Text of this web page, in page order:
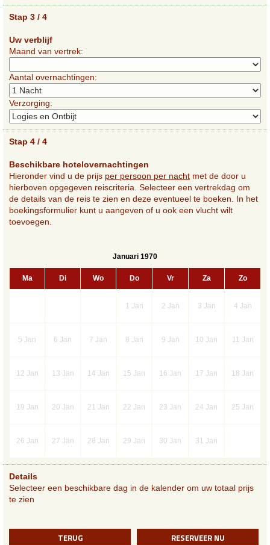
Stap 3 / 4
Uw verblijf
Maand van vertrek:
Aantal overnachtingen:
Verzorging:
Stap 4 / 4
Beschikbare hotelovernachtingen
Hieronder vind u de prijs per persoon per nacht met de door u
hierboven opgegeven reiscriteria. Selecteer een vertrekdag om
de details van de reis te zien en deze eventueel te boeken. In het
boekingsformulier kunt u aangeven of u ook een vlucht wilt
toevoegen.
Januari 1970
Ma Di Wo Do Vr Za Zo
1 Jan 2 Jan 3 Jan 4 Jan
5 Jan 6 Jan 7 Jan 8 Jan 9 Jan 10 Jan 11 Jan
12 Jan 13 Jan 14 Jan 15 Jan 16 Jan 17 Jan 18 Jan
19 Jan 20 Jan 21 Jan 22 Jan 23 Jan 24 Jan 25 Jan
26 Jan 27 Jan 28 Jan 29 Jan 30 Jan 31 Jan
Details
Selecteer een beschikbare dag in de kalender om uw totaal prijs
te zien
TERUG RESERVEER NU